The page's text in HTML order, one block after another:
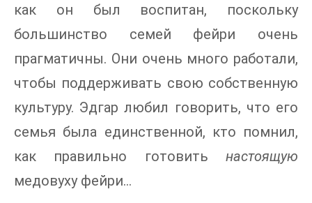
как он был воспитан, поскольку
большинство семей фейри очень
прагматичны. Они очень много работали,
чтобы поддерживать свою собственную
культуру. Эдгар любил говорить, что его
семья была единственной, кто помнил,
как правильно готовить настоящую
медовуху фейри…